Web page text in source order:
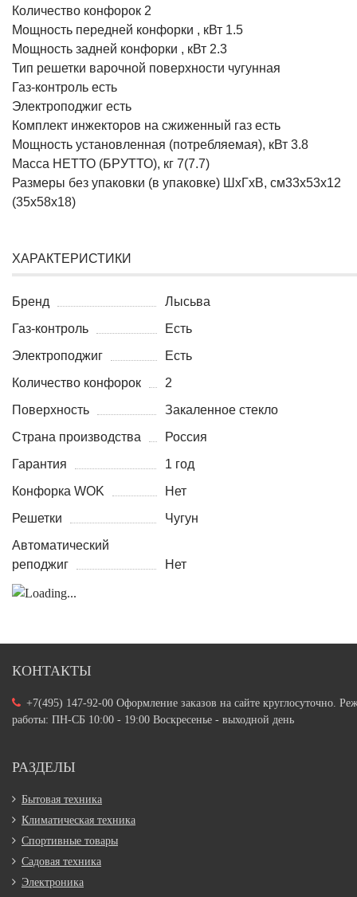
Количество конфорок 2
Мощность передней конфорки , кВт 1.5
Мощность задней конфорки , кВт 2.3
Тип решетки варочной поверхности чугунная
Газ-контроль есть
Электроподжиг есть
Комплект инжекторов на сжиженный газ есть
Мощность установленная (потребляемая), кВт 3.8
Масса НЕТТО (БРУТТО), кг 7(7.7)
Размеры без упаковки (в упаковке) ШхГхВ, см33х53х12
(35х58х18)
ХАРАКТЕРИСТИКИ
Бренд
Лысьва
Газ-контроль
Есть
Электроподжиг
Есть
Количество конфорок
2
Поверхность
Закаленное стекло
Страна производства
Россия
Гарантия
1 год
Конфорка WOK
Нет
Решетки
Чугун
Автоматический
реподжиг
Нет
КОНТАКТЫ
+7(495) 147-92-00 Оформление заказов на сайте круглосуточно.
работы: ПН-СБ 10:00 - 19:00 Воскресенье - выходной день
РАЗДЕЛЫ
Бытовая техника
Климатическая техника
Спортивные товары
Садовая техника
Электроника